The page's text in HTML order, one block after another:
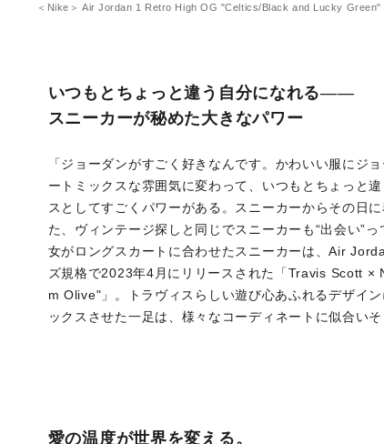
＜Nike＞ Air Jordan 1 Retro High OG "Celtics/Black and Lucky Green"
いつもとちょっと違う自分になれる――
スニーカーが秘めた大きなパワー
「ジョーダンがすごく好きなんです。かわいい服にジ
ートミックスな雰囲気に変わって、いつもとちょっと
スとしてすごくパワーがある。スニーカーからその日
た、ヴィンテージ探しと同じでスニーカーも“出会い”
女がロングスカートに合わせたスニーカーは、Air
ズ規格で2023年4月にリリースされた「Travis Scott
m Olive"」。トラヴィスらしい遊び心あふれるデザイ
ックスさせた一足は、様々なコーディネートに似合いそ
愛の温度が世界を変える。